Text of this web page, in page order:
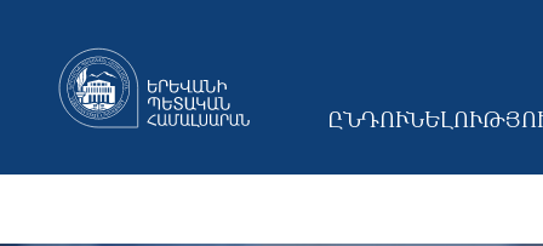
MAIN